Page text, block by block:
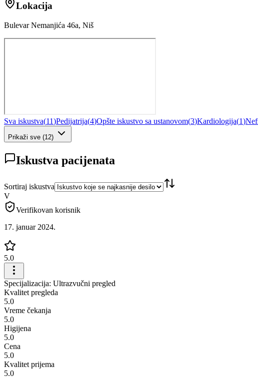
Lokacija
Bulevar Nemanjića 46a, Niš
Sva iskustva(11)Pedijatrija(4)Opšte iskustvo sa ustanovom(3)Kardiologija(1)
Prikaži sve (12)
Iskustva pacijenata
Sortiraj iskustva
V
Verifikovan korisnik
17. januar 2024.
5.0
Specijalizacija: Ultrazvučni pregled
Kvalitet pregleda
5.0
Vreme čekanja
5.0
Higijena
5.0
Cena
5.0
Kvalitet prijema
5.0